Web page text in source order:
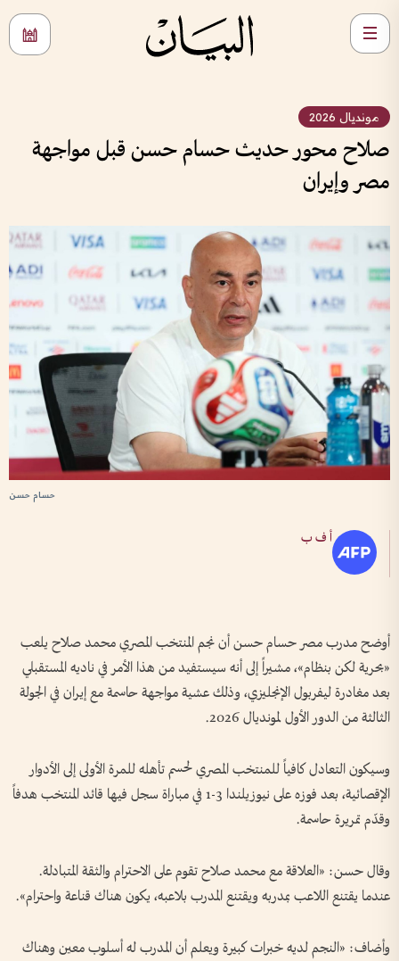
مونديال 2026
صلاح محور حديث حسام حسن قبل مواجهة
مصر وإيران
حسام حسن
أ ف ب
أوضح مدرب مصر حسام حسن أن نجم المنتخب المصري محمد صلاح يلعب
«بحرية لكن بنظام»، مشيراً إلى أنه سيستفيد من هذا الأمر في ناديه المستقبلي
بعد مغادرة ليفربول الإنجليزي، وذلك عشية مواجهة حاسمة مع إيران في الجولة
الثالثة من الدور الأول لمونديال 2026.
وسيكون التعادل كافياً للمنتخب المصري لحسم تأهله للمرة الأولى إلى الأدوار
الإقصائية، بعد فوزه على نيوزيلندا 3-1 في مباراة سجل فيها قائد المنتخب هدفاً
وقدّم تمريرة حاسمة.
وقال حسن: «العلاقة مع محمد صلاح تقوم على الاحترام والثقة المتبادلة.
عندما يقتنع اللاعب بمدربه ويقتنع المدرب بلاعبه، يكون هناك قناعة واحترام».
وأضاف: «النجم لديه خبرات كبيرة ويعلم أن المدرب له أسلوب معين وهناك